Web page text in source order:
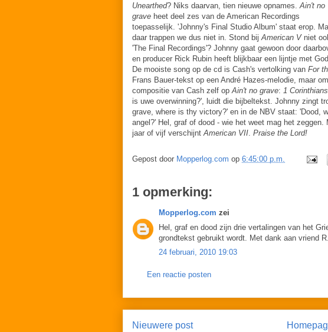
Unearthed? Niks daarvan, tien nieuwe opnames.Ain't no
grave heet deel zes van de American Recordings
toepasselijk. 'Johnny's Final Studio Album' staat erop.
daar trappen we dus niet in. Stond bijAmerican Vniet
'The Final Recordings'? Johnny gaat gewoon door
en producer Rick Rubin heeft blijkbaar een lijntje met
De mooiste song op de cd is Cash's vertolking van For
Frans Bauer-tekst op een André Hazes-melodie, maar
compositie van Cash zelf opAin't no grave: 1
is uwe overwinning?', luidt die bijbeltekst. Johnny zingt
grave, where is thy victory?' en in de NBV staat: 'Dood,
angel?' Hel, graf of dood - wie het weet mag het
jaar of vijf verschijntAmerican VII. Praise the Lord!
Gepost door Mopperlog.com op 6:45:00 p.m.
1 opmerking:
Mopperlog.com zei
Hel, graf en dood zijn drie vertalingen van het
grondtekst gebruikt wordt. Met dank aan vriend R.
24 februari, 2010 19:03
Een reactie posten
Nieuwere post